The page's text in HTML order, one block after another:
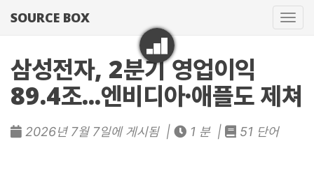
네
션
토
SOURCE BOX
삼성전자, 2분기 영업이익
89.4조...엔비디아·애플도 제쳐
2026년 7월 7일에 게시됨 | 1 분 | 51 단어